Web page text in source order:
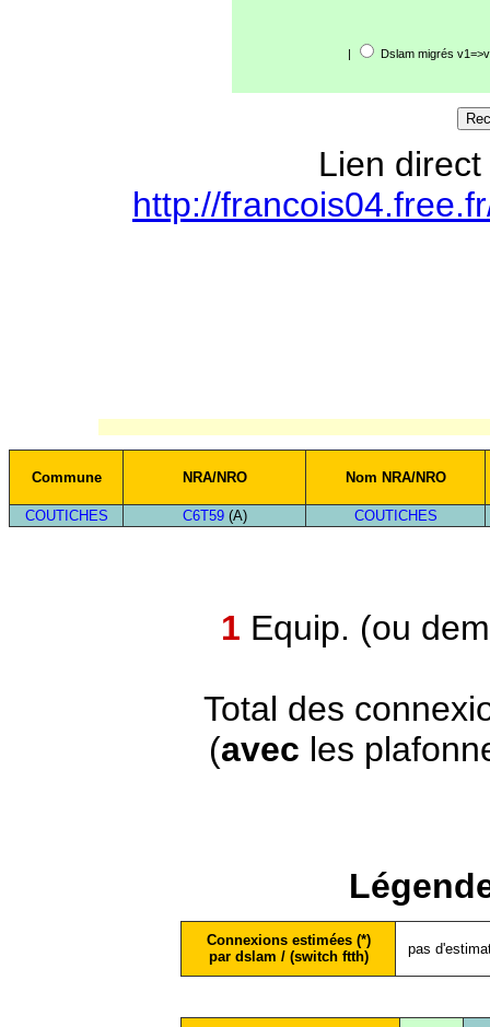
| Dslam migrés
Lien
http://
Commune NRA/NRO Nom NRA/NRO
COUTICHES C6T59(A) COUTICHES
1 Equip. (ou
Total des
(avec les
Connexions estimées (*)
par dslam / (switch ftth)
pas